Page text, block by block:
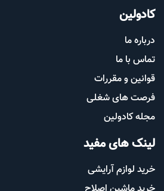
کادولین
درباره ما
تماس با ما
قوانین و مقررات
فرصت های شغلی
مجله کادولین
لینک های مفید
خرید لوازم آرایشی